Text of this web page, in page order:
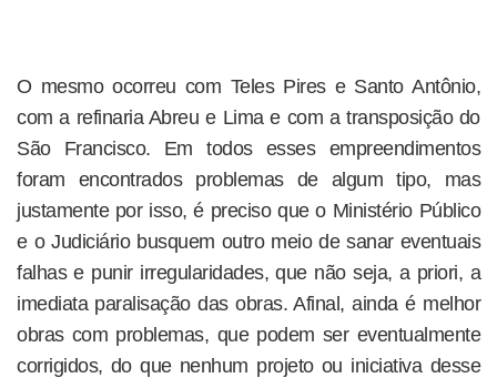
O mesmo ocorreu com Teles Pires e Santo Antônio,
com a refinaria Abreu e Lima e com a transposição do
São Francisco. Em todos esses empreendimentos
foram encontrados problemas de algum tipo, mas
justamente por isso, é preciso que o Ministério Público
e o Judiciário busquem outro meio de sanar eventuais
falhas e punir irregularidades, que não seja, a priori, a
imediata paralisação das obras. Afinal, ainda é melhor
obras com problemas, que podem ser eventualmente
corrigidos, do que nenhum projeto ou iniciativa desse